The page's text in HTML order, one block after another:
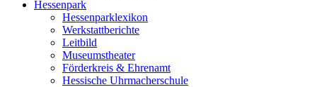
Hessenpark
Hessenparklexikon
Werkstattberichte
Leitbild
Museumstheater
Förderkreis & Ehrenamt
Hessische Uhrmacherschule